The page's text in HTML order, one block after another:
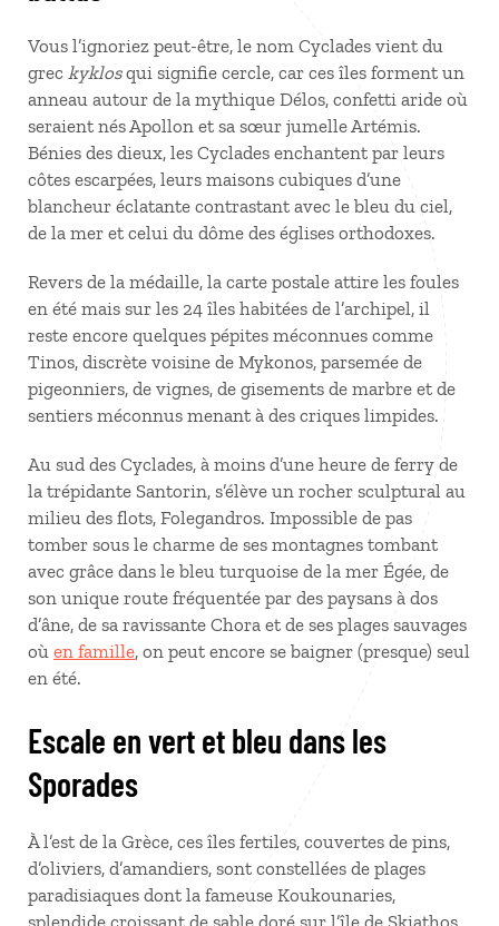
Vous l’ignoriez peut-être, le nom Cyclades vient du
grec kyklosqui signifie cercle, car ces îles forment un
anneau autour de la mythique Délos, confetti aride où
seraient nés Apollon et sa sœur jumelle Artémis.
Bénies des dieux, les Cyclades enchantent par leurs
côtes escarpées, leurs maisons cubiques d’une
blancheur éclatante contrastant avec le bleu du ciel,
de la mer et celui du dôme des églises orthodoxes.
Revers de la médaille, la carte postale attire les foules
en été mais sur les 24 îles habitées de l’archipel, il
reste encore quelques pépites méconnues comme
Tinos, discrète voisine de Mykonos, parsemée de
pigeonniers, de vignes, de gisements de marbre et de
sentiers méconnus menant à des criques limpides.
Au sud des Cyclades, à moins d’une heure de ferry de
la trépidante Santorin, s’élève un rocher sculptural au
milieu des flots, Folegandros. Impossible de pas
tomber sous le charme de ses montagnes tombant
avec grâce dans le bleu turquoise de la mer Égée, de
son unique route fréquentée par des paysans à dos
d’âne, de sa ravissante Chora et de ses plages sauvages
où en famille, on peut encore se baigner (presque) seul
en été.
Escale en vert et bleu dans les
Sporades
À l’est de la Grèce, ces îles fertiles, couvertes de pins,
d’oliviers, d’amandiers, sont constellées de plages
paradisiaques dont la fameuse Koukounaries,
splendide croissant de sable doré sur l’île de Skiathos.